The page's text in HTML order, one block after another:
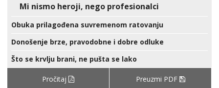
Mi nismo heroji, nego profesionalci
Obuka prilagođena suvremenom ratovanju
Donošenje brze, pravodobne i dobre odluke
Što se krvlju brani, ne pušta se lako
Pročitaj Preuzmi PDF